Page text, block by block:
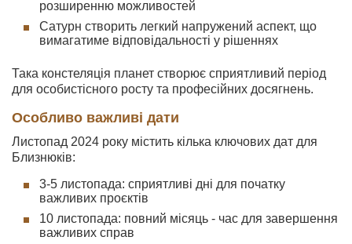
розширенню можливостей
Сатурн створить легкий напружений аспект, що
вимагатиме відповідальності у рішеннях
Така констеляція планет створює сприятливий період
для особистісного росту та професійних досягнень.
Особливо важливі дати
Листопад 2024 року містить кілька ключових дат для
Близнюків:
3-5 листопада: сприятливі дні для початку
важливих проєктів
10 листопада: повний місяць - час для завершення
важливих справ